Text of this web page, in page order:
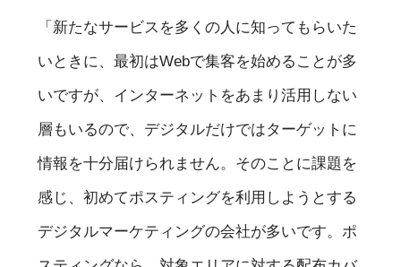
「新たなサービスを多くの人に知ってもらいた
いときに、最初はWebで集客を始めることが多
いですが、インターネットをあまり活用しない
層もいるので、デジタルだけではターゲットに
情報を十分届けられません。そのことに課題を
感じ、初めてポスティングを利用しようとする
デジタルマーケティングの会社が多いです。ポ